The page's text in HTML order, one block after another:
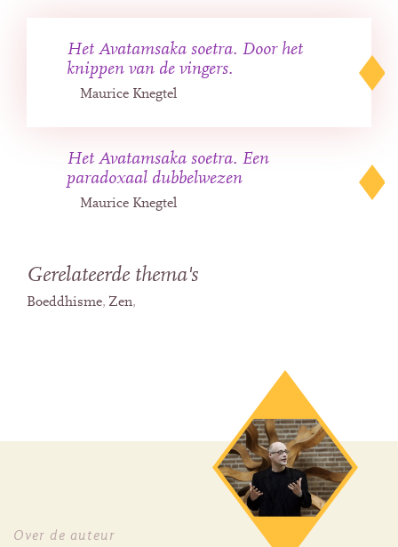
Het Avatamsaka soetra. Door het
knippen van de vingers.
Maurice Knegtel
Het Avatamsaka soetra. Een
paradoxaal dubbelwezen
Maurice Knegtel
Gerelateerde thema's
Boeddhisme Zen
Over de auteur